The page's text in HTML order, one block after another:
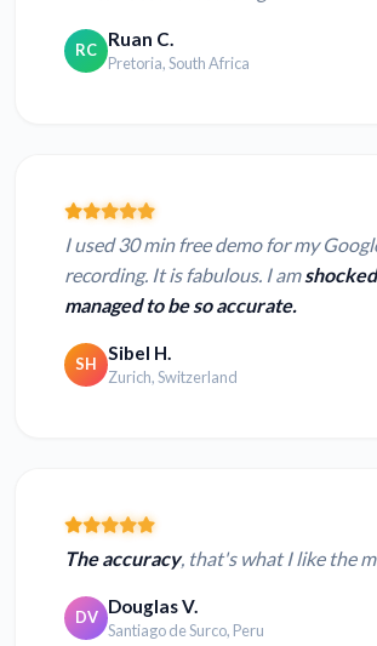
RC Ruan C.
Pretoria, South Africa
I used 30 min free demo for my
recording. It is fabulous. I am
managed to be so accurate.
SH Sibel H.
Zurich, Switzerland
The accuracy, that's what I like the
DV Douglas V.
Santiago de Surco, Peru